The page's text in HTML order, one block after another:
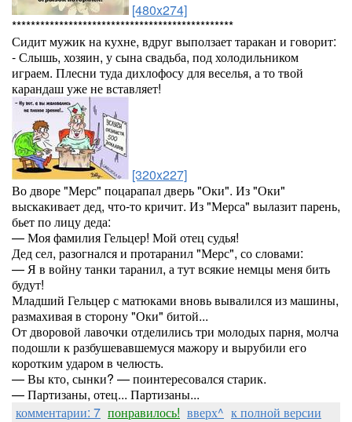
[480x274]
***********************************************
Сидит мужик на кухне, вдруг выползает таракан и говорит:
- Слышь, хозяин, у сына свадьба, под холодильником
играем. Плесни туда дихлофосу для веселья, а то твой
карандаш уже не вставляет!
[320x227]
Во дворе "Мерс" поцарапал дверь "Оки". Из "Оки"
выскакивает дед, что-то кричит. Из "Мерса" вылазит парень,
бьет по лицу деда:
— Моя фамилия Гельцер! Мой отец судья!
Дед сел, разогнался и протаранил "Мерс", со словами:
— Я в войну танки таранил, а тут всякие немцы меня бить
будут!
Младший Гельцер с матюками вновь вывалился из машины,
размахивая в сторону "Оки" битой...
От дворовой лавочки отделились три молодых парня, молча
подошли к разбушевавшемуся мажору и вырубили его
коротким ударом в челюсть.
— Вы кто, сынки? — поинтересовался старик.
— Партизаны, отец... Партизаны...
комментарии: 7 понравилось! вверх^ к полной версии